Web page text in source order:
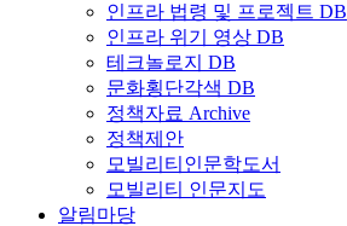
인프라 법령 및 프로젝트 DB
인프라 위기 영상 DB
테크놀로지 DB
문화횡단각색 DB
정책자료 Archive
정책제안
모빌리티인문학도서
모빌리티 인문지도
알림마당